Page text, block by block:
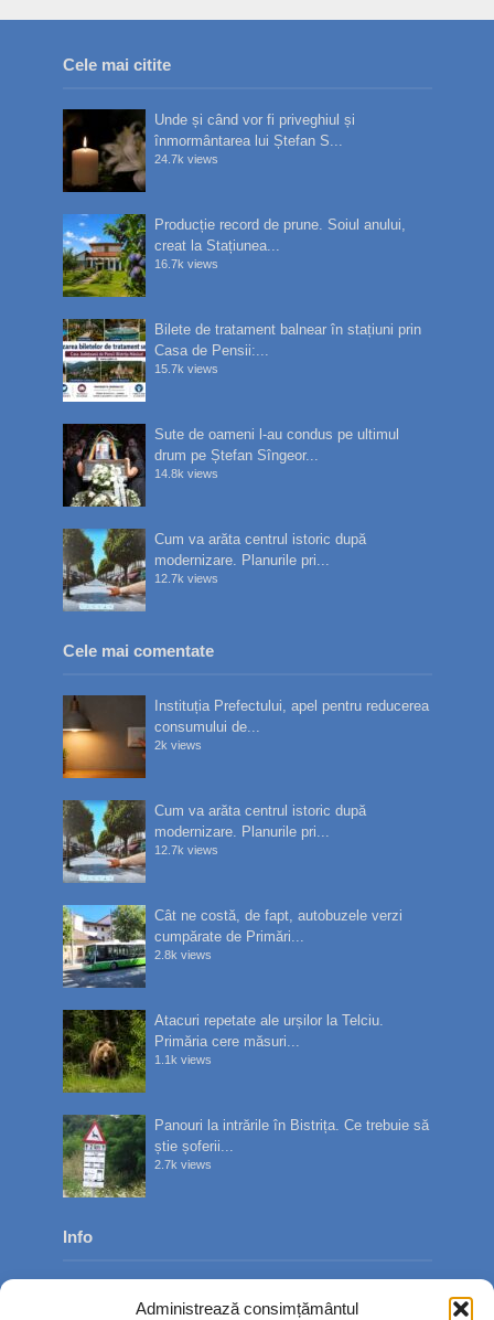
Administrează consimțământul
Cele mai citite
Unde și când vor fi priveghiul și
înmormântarea lui Ștefan S...
24.7k views
Producție record de prune. Soiul anului,
creat la Stațiunea...
16.7k views
Bilete de tratament balnear în stațiuni prin
Casa de Pensii:...
15.7k views
Sute de oameni l-au condus pe ultimul
drum pe Ștefan Sîngeor...
14.8k views
Cum va arăta centrul istoric după
modernizare. Planurile pri...
12.7k views
Cele mai comentate
Instituția Prefectului, apel pentru reducerea
consumului de...
2k views
Cum va arăta centrul istoric după
modernizare. Planurile pri...
12.7k views
Cât ne costă, de fapt, autobuzele verzi
cumpărate de Primări...
2.8k views
Atacuri repetate ale urșilor la Telciu.
Primăria cere măsuri...
1.1k views
Panouri la intrările în Bistrița. Ce trebuie să
știe șoferii...
2.7k views
Info